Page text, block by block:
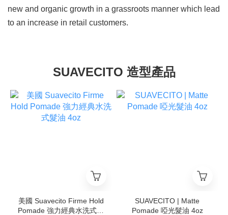
new and organic growth in a grassroots manner which lead
to an increase in retail customers.
SUAVECITO 造型產品
美國 Suavecito Firme Hold
Pomade 強力經典水洗式髮
SUAVECITO | Matte
Pomade 啞光髮油 4oz